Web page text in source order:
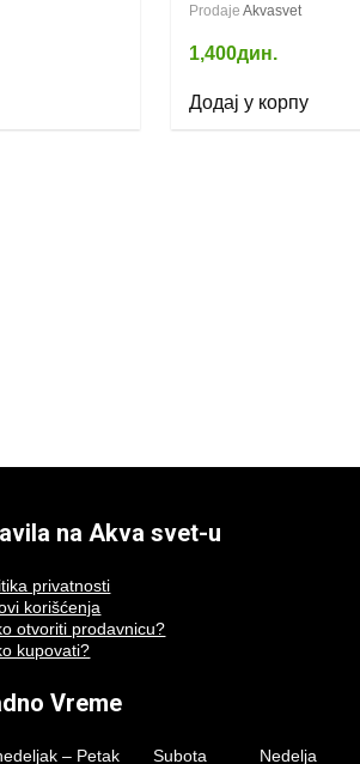
ProdajeAkvasvet
1,400дин.
Додај у корпу
na Akva svet-u
privatnosti
korišćenja
otvoriti prodavnicu?
kupovati?
Vreme
– Petak Subota Nedelja